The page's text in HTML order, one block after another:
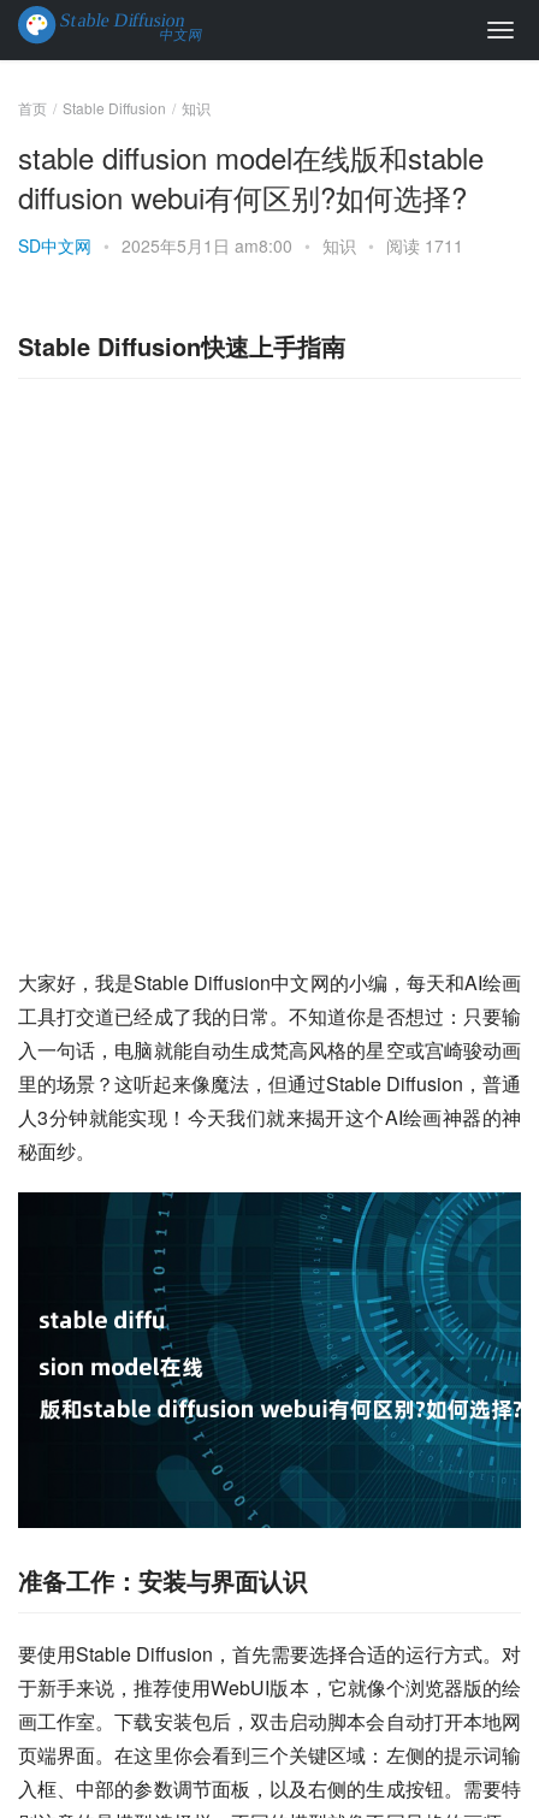
首页 Stable Diffusion 知识
stable diffusion model在线版和stable
diffusion webui有何区别?如何选择?
SD中文网 • 2025年5月1日 am8:00 • 知识 • 阅读 1711
Stable Diffusion快速上手指南
大家好，我是Stable Diffusion中文网的小编，每天和AI绘画
工具打交道已经成了我的日常。不知道你是否想过：只要输
入一句话，电脑就能自动生成梵高风格的星空或宫崎骏动画
里的场景？这听起来像魔法，但通过Stable Diffusion，普通
人3分钟就能实现！今天我们就来揭开这个AI绘画神器的神
秘面纱。
准备工作：安装与界面认识
要使用Stable Diffusion，首先需要选择合适的运行方式。对
于新手来说，推荐使用WebUI版本，它就像个浏览器版的绘
画工作室。下载安装包后，双击启动脚本会自动打开本地网
页端界面。在这里你会看到三个关键区域：左侧的提示词输
入框、中部的参数调节面板，以及右侧的生成按钮。需要特